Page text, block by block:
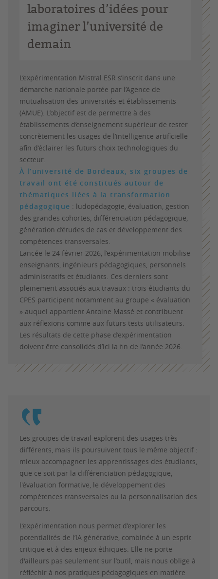
laboratoires d’idées pour
imaginer l’université de
demain
L’expérimentation Mistral ESR s’inscrit dans une
démarche nationale portée par l’Agence de
mutualisation des universités et établissements
(AMUE). L’objectif est de permettre à des
établissements d’enseignement supérieur de tester
concrètement les usages de l’intelligence artificielle
afin d’éclairer les futurs choix technologiques du
secteur.
À l’université de Bordeaux, six groupes de
travail ont été constitués autour de
thématiques liées à la transformation
pédagogique : ludopédagogie, évaluation, gestion
des grandes cohortes, différenciation pédagogique,
génération d’études de cas et développement des
compétences transversales.
Lancée le 24 février 2026, l’expérimentation mobilise
enseignants, ingénieurs pédagogiques, personnels
administratifs et étudiants. Ces derniers sont
pleinement associés aux travaux : trois étudiants du
CPES participent notamment au groupe « évaluation
» auquel appartient Antoine Massé et contribuent
aux réflexions comme aux futurs tests utilisateurs.
Les résultats de cette phase d’expérimentation
doivent être consolidés d’ici la fin de l’année 2026.
Les groupes de travail explorent des usages très
différents, mais ils poursuivent tous le même objectif :
mieux accompagner les apprentissages des étudiants,
que ce soit par la différenciation pédagogique,
l'évaluation formative, le développement des
compétences transversales ou la personnalisation des
parcours.
L’expérimentation nous permet d’explorer les
potentialités de l’IA générative, combinée à un esprit
critique et à des enjeux éthiques. Elle ne porte
d'ailleurs pas seulement sur l’outil, mais nous oblige à
réfléchir à nos pratiques pédagogiques en matière